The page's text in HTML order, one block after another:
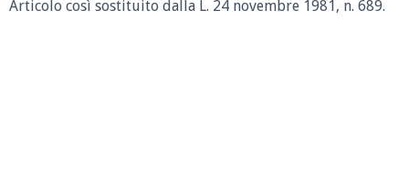
Articolo così sostituito dalla L. 24 novembre 1981, n. 689.